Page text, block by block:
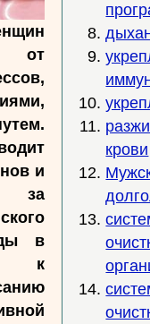
от
и
за
в
к
крови